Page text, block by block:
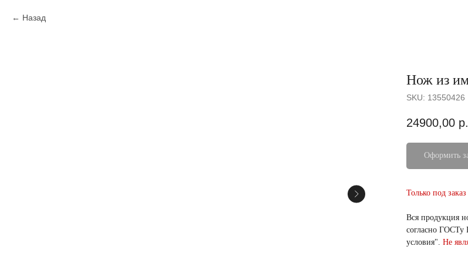
Назад
Нож из
SKU: 13550426
24900,00 р.
Оформить
Только под заказ
Вся продукция
согласно ГОСТу
условия". Не